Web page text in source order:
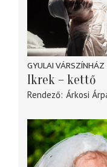
GYULAI VÁRSZÍNHÁZ
Ikrek – kettő
Rendező Árkosi